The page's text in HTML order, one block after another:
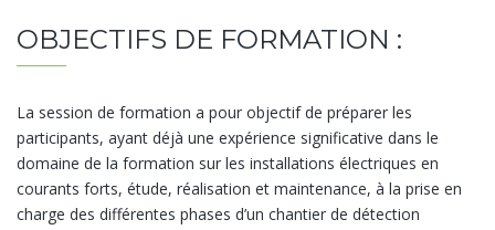
OBJECTIFS DE FORMATION :
La session de formation a pour objectif de préparer les
participants, ayant déjà une expérience significative dans le
domaine de la formation sur les installations électriques en
courants forts, étude, réalisation et maintenance, à la prise en
charge des différentes phases d’un chantier de détection